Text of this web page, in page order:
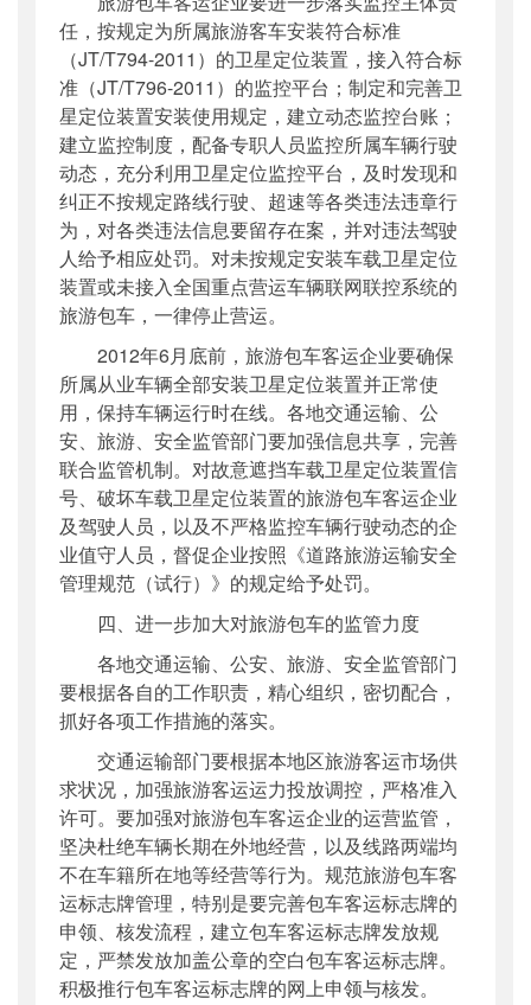
任，按规定为所属旅游客车安装符合标准
（JT/T794-2011）的卫星定位装置，接入符合标
准（JT/T796-2011）的监控平台；制定和完善卫
星定位装置安装使用规定，建立动态监控台账；
建立监控制度，配备专职人员监控所属车辆行驶
动态，充分利用卫星定位监控平台，及时发现和
纠正不按规定路线行驶、超速等各类违法违章行
为，对各类违法信息要留存在案，并对违法驾驶
人给予相应处罚。对未按规定安装车载卫星定位
装置或未接入全国重点营运车辆联网联控系统的
旅游包车，一律停止营运。
2012年6月底前，旅游包车客运企业要确保
所属从业车辆全部安装卫星定位装置并正常使
用，保持车辆运行时在线。各地交通运输、公
安、旅游、安全监管部门要加强信息共享，完善
联合监管机制。对故意遮挡车载卫星定位装置信
号、破坏车载卫星定位装置的旅游包车客运企业
及驾驶人员，以及不严格监控车辆行驶动态的企
业值守人员，督促企业按照《道路旅游运输安全
管理规范（试行）》的规定给予处罚。
四、进一步加大对旅游包车的监管力度
各地交通运输、公安、旅游、安全监管部门
要根据各自的工作职责，精心组织，密切配合，
抓好各项工作措施的落实。
交通运输部门要根据本地区旅游客运市场供
求状况，加强旅游客运运力投放调控，严格准入
许可。要加强对旅游包车客运企业的运营监管，
坚决杜绝车辆长期在外地经营，以及线路两端均
不在车籍所在地等经营等行为。规范旅游包车客
运标志牌管理，特别是要完善包车客运标志牌的
申领、核发流程，建立包车客运标志牌发放规
定，严禁发放加盖公章的空白包车客运标志牌。
积极推行包车客运标志牌的网上申领与核发。